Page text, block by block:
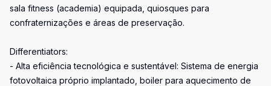
sala fitness (academia) equipada, quiosques para
confraternizações e áreas de preservação.
Differentiators:
- Alta eficiência tecnológica e sustentável: Sistema de energia
fotovoltaica próprio implantado, boiler para aquecimento de